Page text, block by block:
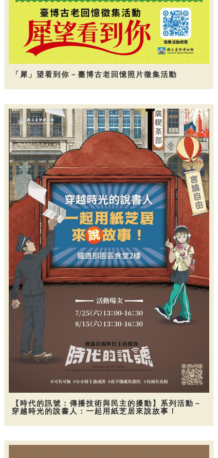
「犀」望看到你－臺博古老回憶照片徵集活動
【時代的訊號：傳播技術與民主的擾動】系列活動－
穿越時光的說書人：一起用紙芝居來說故事！